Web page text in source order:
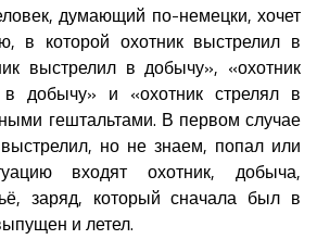
думающий по-немецки, хочет
в которой охотник выстрелил в
выстрелил в добычу», «охотник
добычу» и «охотник стрелял в
гештальтами. В первом случае
но не знаем, попал или
входят охотник, добыча,
заряд, который сначала был в
и летел.